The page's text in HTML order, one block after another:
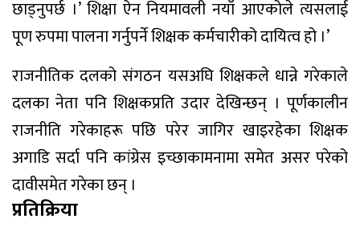
छाड्नुपर्छ ।’ शिक्षा ऐन नियमावली नयाँ आएकोले त्यसलाई
पूण रुपमा पालना गर्नुपर्ने शिक्षक कर्मचारीको दायित्व हो ।’
राजनीतिक दलको संगठन यसअघि शिक्षकले धान्ने गरेकाले
दलका नेता पनि शिक्षकप्रति उदार देखिन्छन् । पूर्णकालीन
राजनीति गरेकाहरू पछि परेर जागिर खाइरहेका शिक्षक
अगाडि सर्दा पनि कांग्रेस इच्छाकामनामा समेत असर परेको
दावीसमेत गरेका छन् ।
प्रतिक्रिया